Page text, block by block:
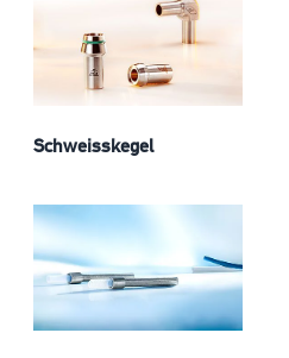
Schweisskegel